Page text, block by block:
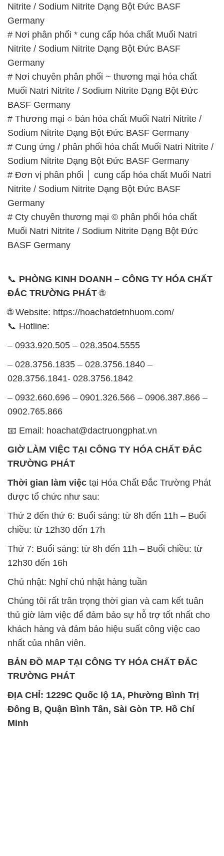
Nitrite / Sodium Nitrite Dạng Bột Đức BASF
Germany
# Nơi phân phối * cung cấp hóa chất Muối Natri
Nitrite / Sodium Nitrite Dạng Bột Đức BASF
Germany
# Nơi chuyên phân phối ~ thương mại hóa chất
Muối Natri Nitrite / Sodium Nitrite Dạng Bột Đức
BASF Germany
# Thương mại ○ bán hóa chất Muối Natri Nitrite /
Sodium Nitrite Dạng Bột Đức BASF Germany
# Cung ứng / phân phối hóa chất Muối Natri Nitrite /
Sodium Nitrite Dạng Bột Đức BASF Germany
# Đơn vị phân phối │ cung cấp hóa chất Muối Natri
Nitrite / Sodium Nitrite Dạng Bột Đức BASF
Germany
# Cty chuyên thương mại © phân phối hóa chất
Muối Natri Nitrite / Sodium Nitrite Dạng Bột Đức
BASF Germany
📞 PHÒNG KINH DOANH – CÔNG TY HÓA CHẤT
ĐẮC TRƯỜNG PHÁT🌐
🌐 Website: https://hoachatdetnhuom.com/
📞 Hotline:
– 0933.920.505 – 028.3504.5555
– 028.3756.1835 – 028.3756.1840 –
028.3756.1841- 028.3756.1842
– 0932.660.696 – 0901.326.566 – 0906.387.866 –
0902.765.866
📧 Email: hoachat@dactruongphat.vn
GIỜ LÀM VIỆC TẠI CÔNG TY HÓA CHẤT ĐẮC
TRƯỜNG PHÁT
Thời gian làm việc tại Hóa Chất Đắc Trường Phát
được tổ chức như sau:
Thứ 2 đến thứ 6: Buổi sáng: từ 8h đến 11h – Buổi
chiều: từ 12h30 đến 17h
Thứ 7: Buổi sáng: từ 8h đến 11h – Buổi chiều: từ
12h30 đến 16h
Chủ nhật: Nghỉ chủ nhật hàng tuần
Chúng tôi rất trân trọng thời gian và cam kết tuân
thủ giờ làm việc để đảm bảo sự hỗ trợ tốt nhất cho
khách hàng và đảm bảo hiệu suất công việc cao
nhất của nhân viên.
BẢN ĐỒ MAP TẠI CÔNG TY HÓA CHẤT ĐẮC
TRƯỜNG PHÁT
ĐỊA CHỈ: 1229C Quốc lộ 1A, Phường Bình Trị
Đông B, Quận Bình Tân, Sài Gòn TP. Hồ Chí
Minh